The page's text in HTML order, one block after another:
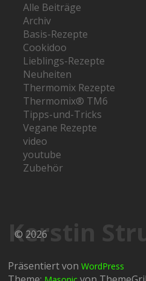
Alle Beiträge
Archiv
Basis-Rezepte
Cookidoo
Lieblings-Rezepte
Neuheiten
Thermomix Rezepte
Thermomix® TM6
Tipps-und-Tricks
Vegane Rezepte
video
youtube
Zubehör
Kerstin
© 2026
Präsentiert vonWordPress